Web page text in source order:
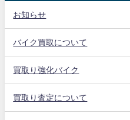
お知らせ
バイク買取について
買取り強化バイク
買取り査定について